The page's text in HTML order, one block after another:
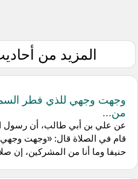
المزيد من
وجهت وجهي للذي فطر
من...
عن علي بن أبي طالب، أن رسول
قام في الصلاة قال: «وجهت
حنيفا وما أنا من المشركين، إن